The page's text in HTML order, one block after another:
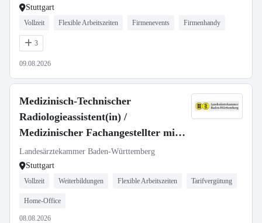
Stuttgart
Vollzeit Flexible Arbeitszeiten Firmenevents Firmenhandy
3
09.08.2026
Medizinisch-Technischer
Radiologieassistent(in) /
Medizinischer Fachangestellter mit
Röntgenschein (m/w/d)
Landesärztekammer Baden-Württemberg
Stuttgart
Vollzeit Weiterbildungen Flexible Arbeitszeiten Tarifvergütung
Home-Office
08.08.2026